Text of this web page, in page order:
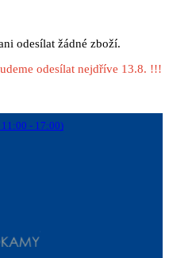
odesílat žádné zboží.
odesílat nejdříve 13.8. !!!
11:00 - 17:00)